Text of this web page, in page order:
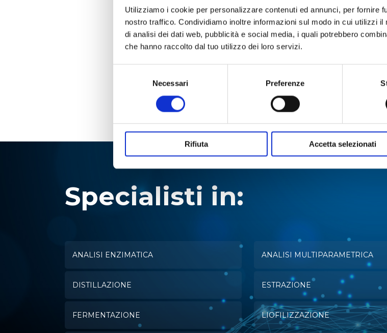
Utilizziamo i cookie per personalizzare contenuti ed annunci, per fornire
nostro traffico. Condividiamo inoltre informazioni sul modo in cui utilizzi
di analisi dei dati web, pubblicità e social media, i quali potrebbero
che hanno raccolto dal tuo utilizzo dei loro servizi.
Necessari Preferenze
Rifiuta Accetta selezionati
battuta Masticator
LEGGI DI PIÙ
Specialisti in:
ANALISI ENZIMATICA ANALISI MULTIPARAMETRICA
DISTILLAZIONE ESTRAZIONE
FERMENTAZIONE LIOFILIZZAZIONE